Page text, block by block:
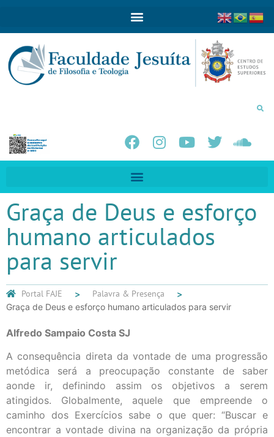
Graça de Deus e esforço
humano articulados
para servir
Portal FAJE Palavra & Presença
Graça de Deus e esforço humano articulados para servir
Alfredo Sampaio Costa SJ
A consequência direta da vontade de uma progressão
metódica será a preocupação constante de saber
aonde ir, definindo assim os objetivos a serem
atingidos. Globalmente, aquele que empreende o
caminho dos Exercícios sabe o que quer: “Buscar e
encontrar a vontade divina na organização da própria